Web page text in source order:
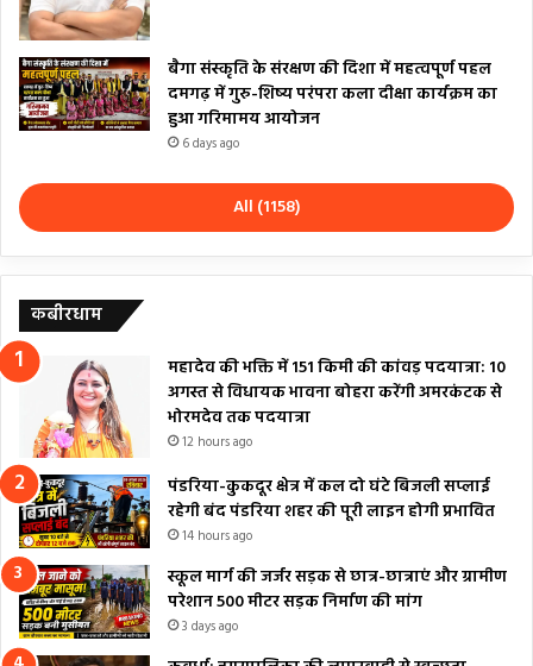
बैगा संस्कृति के संरक्षण की दिशा में महत्वपूर्ण पहल
दमगढ़ में गुरु-शिष्य परंपरा कला दीक्षा कार्यक्रम का
हुआ गरिमामय आयोजन
6 days ago
All (1158)
कबीरधाम
महादेव की भक्ति में 151 किमी की कांवड़ पदयात्रा: 10
अगस्त से विधायक भावना बोहरा करेंगी अमरकंटक से
भोरमदेव तक पदयात्रा
12 hours ago
पंडरिया-कुकदूर क्षेत्र में कल दो घंटे बिजली सप्लाई
रहेगी बंद पंडरिया शहर की पूरी लाइन होगी प्रभावित
14 hours ago
स्कूल मार्ग की जर्जर सड़क से छात्र-छात्राएं और ग्रामीण
परेशान 500 मीटर सड़क निर्माण की मांग
3 days ago